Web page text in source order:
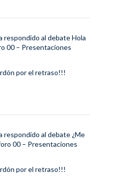
respondido al debateHola
00 – Presentaciones
por el retraso!!!
respondido al debate¿Me
00 – Presentaciones
por el retraso!!!